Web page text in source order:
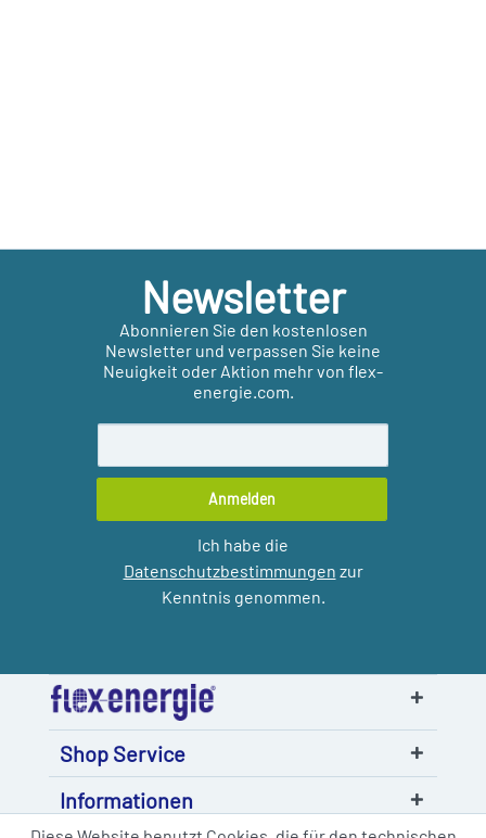
Newsletter
Abonnieren Sie den kostenlosen
Newsletter und verpassen Sie keine
Neuigkeit oder Aktion mehr von flex-
energie.com.
Anmelden
Ich habe die
Datenschutzbestimmungen zur
Kenntnis genommen.
Shop Service
Informationen